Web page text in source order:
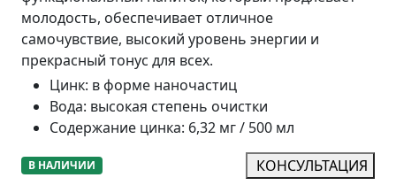
молодость, обеспечивает отличное
самочувствие, высокий уровень энергии и
прекрасный тонус для всех.
Цинк: в форме наночастиц
Вода: высокая степень очистки
Содержание цинка: 6,32 мг / 500 мл
В НАЛИЧИИ КОНСУЛЬТАЦИЯ